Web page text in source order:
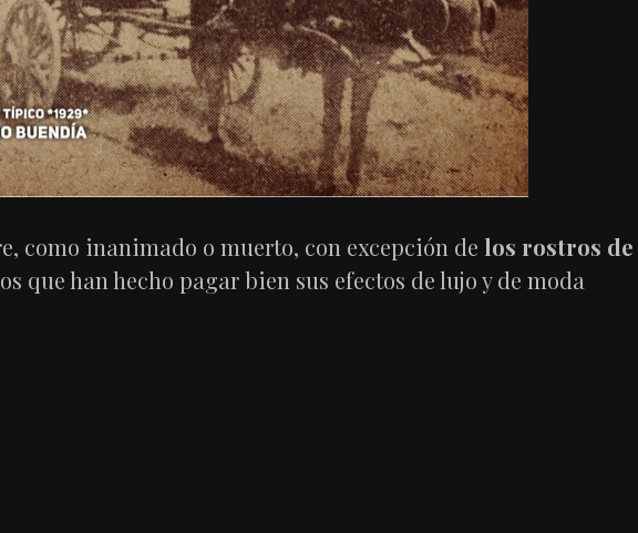
como inanimado o muerto, con excepción de los rostros de
que han hecho pagar bien sus efectos de lujo y de moda